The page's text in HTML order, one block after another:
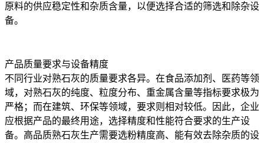
原料的供应稳定性和杂质含量，以便选择合适的筛选和除杂设
备。
产品质量要求与设备精度
不同行业对熟石灰的质量要求各异。在食品添加剂、医药等领
域，对熟石灰的纯度、粒度分布、重金属含量等指标要求极为
严格；而在建筑、环保等领域，要求则相对较低。因此，企业
应根据产品的最终用途，选择精度和性能符合要求的生产设
备。高品质熟石灰生产需要选粉精度高、能有效去除杂质的设